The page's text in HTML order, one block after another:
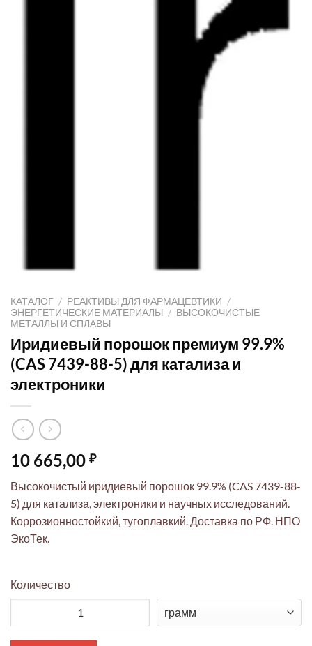
КАТАЛОГ / РЕАКТИВЫ ДЛЯ ФАРМАЦЕВТИКИ /
ЭНЕРГЕТИЧЕСКИЕ МАТЕРИАЛЫ / ВЫСОКОЧИСТЫЕ
МЕТАЛЛЫ И СПЛАВЫ
Иридиевый порошок премиум 99.9%
(CAS 7439-88-5) для катализа и
электроники
10 665,00 ₽
Высокочистый иридиевый порошок 99.9% (CAS 7439-88-
5) для катализа, электроники и научных исследований.
Коррозионностойкий, тугоплавкий. Доставка по РФ. НПО
ЭкоТек.
Количество